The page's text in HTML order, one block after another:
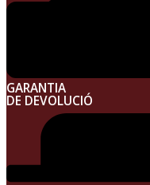
GARANTIA
DE DEVOLUCIÓ